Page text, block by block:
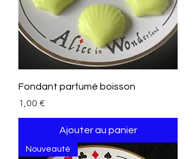
Fondant parfumé boisson
Prix
1,00 €
Ajouter au panier
Nouveauté